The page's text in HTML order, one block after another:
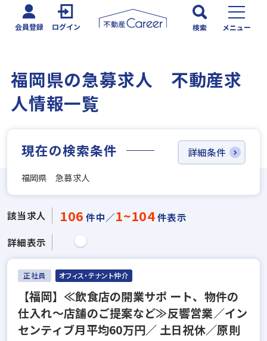
会員登録 ログイン 検索 メニュー
福岡県の急募求人 不動産求
人情報一覧
現在の検索条件
福岡県 急募求人
詳細条件
該当求人 106 件中／1~104件表示
詳細表示
正社員 オフィス・テナント仲介
【福岡】≪飲食店の開業サポ ート、物件の
仕入れ～店舗のご提案など≫反響営業／イン
センティブ月平均60万円／ 土日祝休／原則